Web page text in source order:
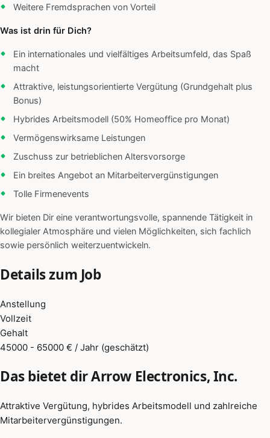
Weitere Fremdsprachen von Vorteil
Was ist drin für Dich?
Ein internationales und vielfältiges Arbeitsumfeld, das Spaß
macht
Attraktive, leistungsorientierte Vergütung (Grundgehalt plus
Bonus)
Hybrides Arbeitsmodell (50% Homeoffice pro Monat)
Vermögenswirksame Leistungen
Zuschuss zur betrieblichen Altersvorsorge
Ein breites Angebot an Mitarbeitervergünstigungen
Tolle Firmenevents
Wir bieten Dir eine verantwortungsvolle, spannende Tätigkeit in
kollegialer Atmosphäre und vielen Möglichkeiten, sich fachlich
sowie persönlich weiterzuentwickeln.
Details zum Job
Anstellung
Vollzeit
Gehalt
45000 - 65000 € / Jahr (geschätzt)
Das bietet dir Arrow Electronics, Inc.
Attraktive Vergütung, hybrides Arbeitsmodell und zahlreiche
Mitarbeitervergünstigungen.